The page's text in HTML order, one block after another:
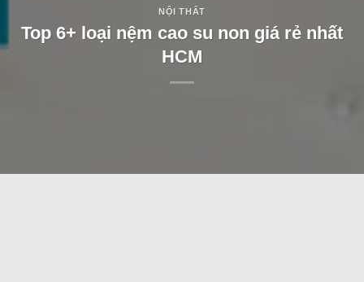
NỘI THẤT
Top 6+ loại nệm cao su non giá rẻ nhất
HCM